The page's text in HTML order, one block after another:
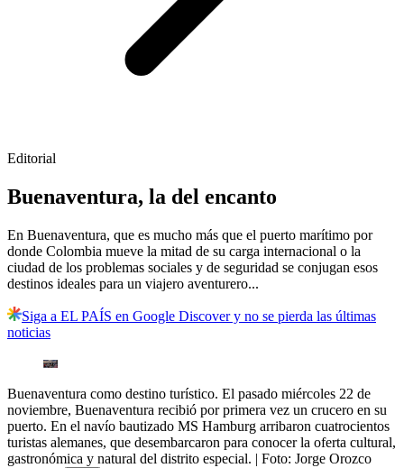
Editorial
Buenaventura, la del encanto
En Buenaventura, que es mucho más que el puerto marítimo por
donde Colombia mueve la mitad de su carga internacional o la
ciudad de los problemas sociales y de seguridad se conjugan esos
destinos ideales para un viajero aventurero...
Siga a EL PAÍS en Google Discover y no se pierda las últimas
noticias
Buenaventura como destino turístico. El pasado miércoles 22 de
noviembre, Buenaventura recibió por primera vez un crucero en su
puerto. En el navío bautizado MS Hamburg arribaron cuatrocientos
turistas alemanes, que desembarcaron para conocer la oferta cultural,
gastronómica y natural del distrito especial. | Foto: Jorge Orozco